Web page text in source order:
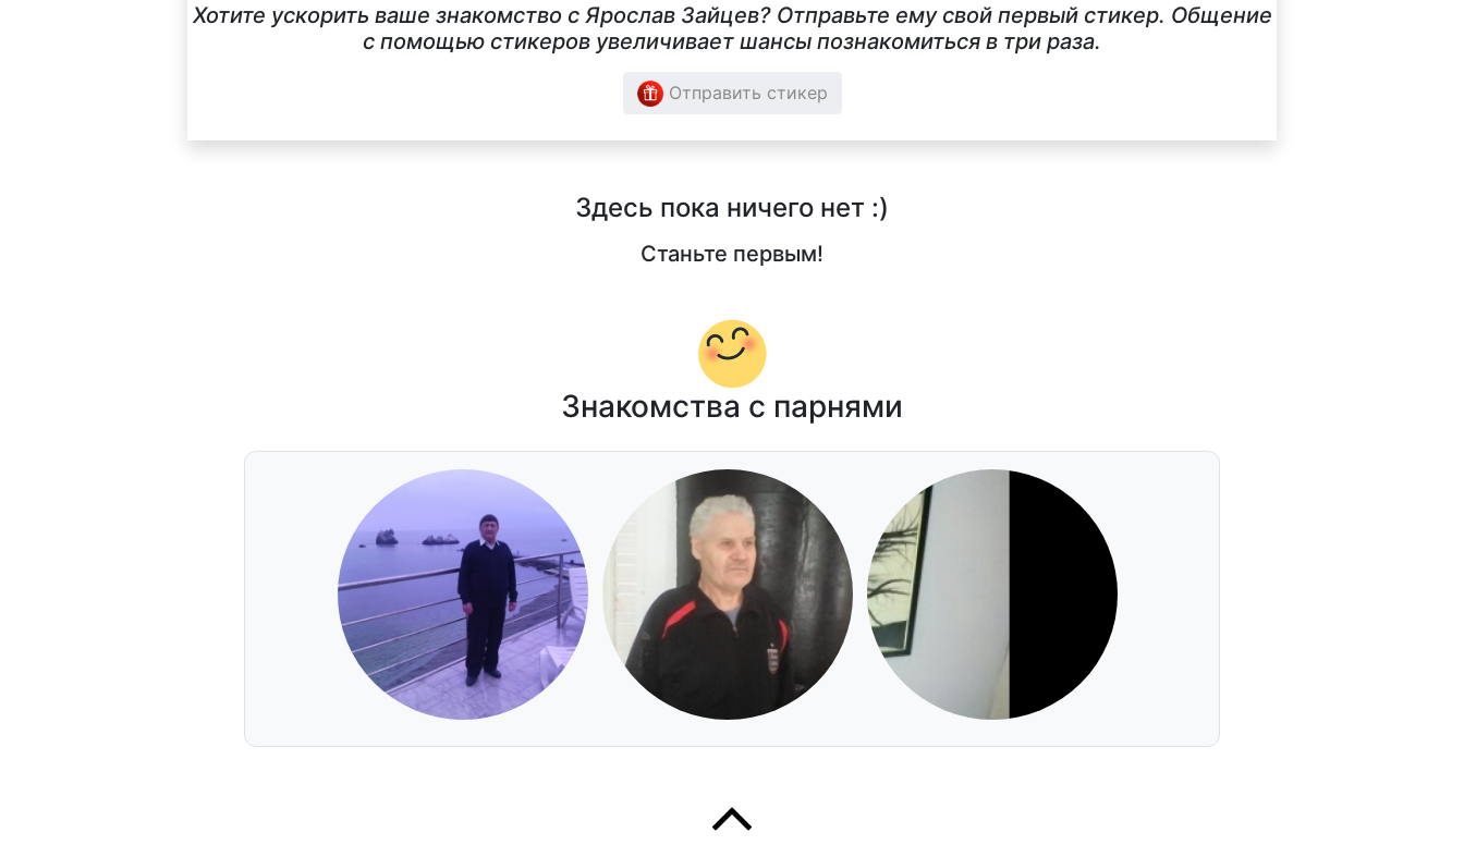
Хотите ускорить ваше знакомство с Ярослав Зайцев? Отправьте ему свой первый стикер. Общение
с помощью стикеров увеличивает шансы познакомиться в три раза.
Отправить стикер
Здесь пока ничего нет :)
Станьте первым!
Знакомства с парнями